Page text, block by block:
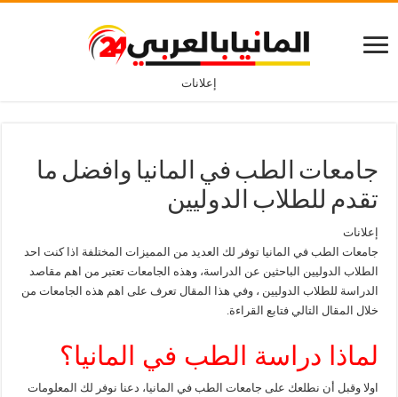
إعلانات
جامعات الطب في المانيا وافضل ما
تقدم للطلاب الدوليين
إعلانات
جامعات الطب في المانيا توفر لك العديد من المميزات المختلفة اذا كنت احد
الطلاب الدوليين الباحثين عن الدراسة، وهذه الجامعات تعتبر من اهم مقاصد
الدراسة للطلاب الدوليين ، وفي هذا المقال تعرف على اهم هذه الجامعات من
خلال المقال التالي فتابع القراءة.
لماذا دراسة الطب في المانيا؟
اولا وقبل أن نطلعك على جامعات الطب في المانيا، دعنا نوفر لك المعلومات